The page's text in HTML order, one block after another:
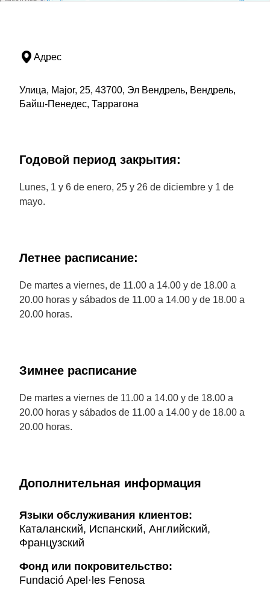
Адрес
Улица, Major, 25, 43700, Эл Вендрель, Вендрель,
Байш-Пенедес, Таррагона
Годовой период закрытия:
Lunes, 1 y 6 de enero, 25 y 26 de diciembre y 1 de
mayo.
Летнее расписание:
De martes a viernes, de 11.00 a 14.00 y de 18.00 a
20.00 horas y sábados de 11.00 a 14.00 y de 18.00 a
20.00 horas.
Зимнее расписание
De martes a viernes de 11.00 a 14.00 y de 18.00 a
20.00 horas y sábados de 11.00 a 14.00 y de 18.00 a
20.00 horas.
Дополнительная информация
Языки обслуживания клиентов:
Каталанский, Испанский, Английский,
Французский
Фонд или покровительство:
Fundació Apel·les Fenosa